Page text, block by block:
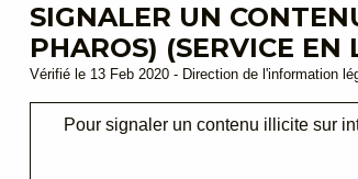
SIGNALER UN
PHAROS) (SERVICE EN
Vérifié le 13 Feb 2020 - Direction de l'information
Pour signaler un contenu illicite sur